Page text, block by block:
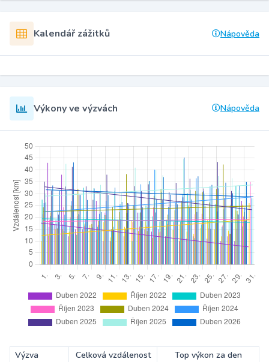
Kalendář zážitků Nápověda
Výkony ve výzvách Nápověda
Výzva Celková vzdálenost
Top výkon za den